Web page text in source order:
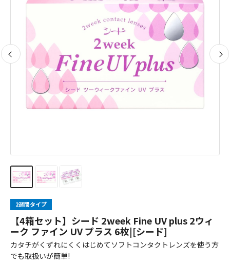
2週間タイプ
【4箱セット】シード 2week Fine UV plus 2ウィ
ーク ファイン UV プラス 6枚|[シード]
カタチがくずれにくくはじめてソフトコンタクトレンズを使う方
でも取扱いが簡単!